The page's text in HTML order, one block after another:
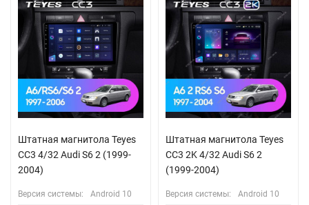
Штатная магнитола Teyes
CC3 4/32 Audi S6 2 (1999-
2004)
Версия системы: Android 10
Штатная магнитола Teyes
CC3 2K 4/32 Audi S6 2
(1999-2004)
Версия системы: Android 10